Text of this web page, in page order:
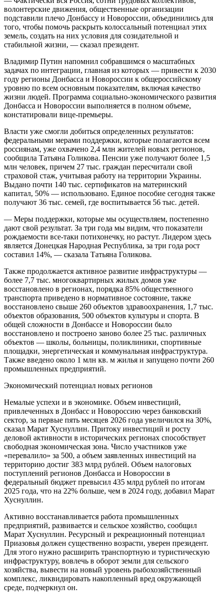
волонтерские движения, общественные организации
подставили плечо Донбассу и Новороссии, объединились для
того, чтобы помочь раскрыть колоссальный потенциал этих
земель, создать на них условия для созидательной и
стабильной жизни, — сказал президент.
Владимир Путин напомнил собравшимся о масштабных
задачах по интеграции, главная из которых — привести к 2030
году регионы Донбасса и Новороссии к общероссийскому
уровню по всем основным показателям, включая качество
жизни людей. Программа социально-экономического развития
Донбасса и Новороссии выполняется в полном объеме,
констатировали вице-премьеры.
Власти уже смогли добиться определенных результатов:
федеральными мерами поддержки, которые полагаются всем
россиянам, уже охвачено 2,4 млн жителей новых регионов,
сообщила Татьяна Голикова. Пенсии уже получают более 1,5
млн человек, причем 27 тыс. граждан пересчитали свой
страховой стаж, учитывая работу на территории Украины.
Выдано почти 140 тыс. сертификатов на материнский
капитал, 50% — использовано. Единое пособие сегодня также
получают 36 тыс. семей, где воспитывается 56 тыс. детей.
— Меры поддержки, которые мы осуществляем, постепенно
дают свой результат. За три года мы видим, что показатели
рождаемости все-таки потихонечку, но растут. Лидером здесь
является Донецкая Народная Республика, за три года рост
составил 14%, — сказала Татьяна Голикова.
Также продолжается активное развитие инфраструктуры —
более 7,7 тыс. многоквартирных жилых домов уже
восстановлено в регионах, порядка 85% общественного
транспорта приведено в нормативное состояние, также
восстановлено свыше 260 объектов здравоохранения, 1,7 тыс.
объектов образования, 500 объектов культуры и спорта. В
общей сложности в Донбассе и Новороссии было
восстановлено и построено заново более 25 тыс. различных
объектов — школы, больницы, поликлиники, спортивные
площадки, энергетическая и коммунальная инфраструктура.
Также введено около 1 млн кв. м жилья и запущено почти 260
промышленных предприятий.
Экономический потенциал новых регионов
Немалые успехи и в экономике. Объем инвестиций,
привлеченных в Донбасс и Новороссию через банковский
сектор, за первые пять месяцев 2026 года увеличился на 30%,
сказал Марат Хуснуллин. Притоку инвестиций и росту
деловой активности в исторических регионах способствует
свободная экономическая зона. Число участников уже
«перевалило» за 500, а объем заявленных инвестиций на
территорию достиг 383 млрд рублей. Объем налоговых
поступлений регионов Донбасса и Новороссии в
федеральный бюджет превысил 435 млрд рублей по итогам
2025 года, что на 22% больше, чем в 2024 году, добавил Марат
Хуснуллин.
Активно восстанавливается работа промышленных
предприятий, развивается и сельское хозяйство, сообщил
Марат Хуснуллин. Ресурсный и рекреационный потенциал
Приазовья должен существенно возрасти, уверен президент.
Для этого нужно расширить транспортную и туристическую
инфраструктуру, вовлечь в оборот земли для сельского
хозяйства, вывести на новый уровень рыбохозяйственный
комплекс, ликвидировать накопленный вред окружающей
среде, подчеркнул он.